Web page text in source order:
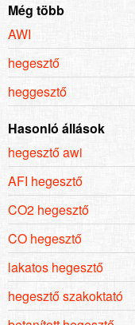
Még több
AWI
hegesztő
heggesztő
Hasonló állások
hegesztő awi
AFI hegesztő
CO2 hegesztő
CO hegesztő
lakatos hegesztő
hegesztő szakoktató